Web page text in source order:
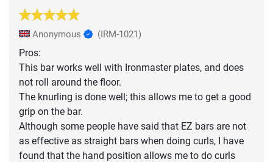
Anonymous (IRM-1021)
Pros:
This bar works well with Ironmaster plates, and does
not roll around the floor.
The knurling is done well; this allows me to get a good
grip on the bar.
Although some people have said that EZ bars are not
as effective as straight bars when doing curls, I have
found that the hand position allows me to do curls